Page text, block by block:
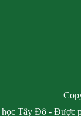
Tây Đô - Được